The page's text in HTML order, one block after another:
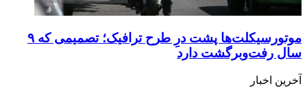
موتورسیکلت‌ها پشت درِ طرح ترافیک؛ تصمیمی که ۹
سال رفت‌وبرگشت دارد
آخرین اخبار